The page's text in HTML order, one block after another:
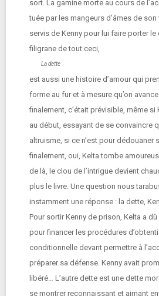
sort. La gamine morte au cours de
tuée par les mangeurs d’âmes de
servis de Kenny pour lui faire porter le
filigrane de tout ceci,
La dette
est aussi une histoire d’amour qui
forme au fur et à mesure qu’on
finalement, c’était prévisible, même si
au début, essayant de se convaincre
altruisme, si ce n’est pour dédouaner
finalement, oui, Kelta tombe
de là, le clou de l’intrigue devient
plus le livre. Une question nous
instamment une réponse : la dette,
Pour sortir Kenny de prison, Kelta a
pour financer les procédures
conditionnelle devant permettre à
préparer sa défense. Kenny avait
libéré… L’autre dette est une dette
se montrer reconnaissant et aimant